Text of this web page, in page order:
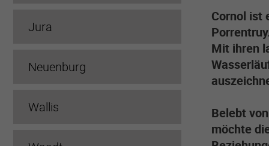
Jura
Neuenburg
Wallis
Cornol ist
Mit ihren
Belebt
möchte